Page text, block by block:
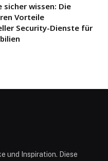
sicher wissen: Die
Vorteile
Security-Dienste für
und Inspiration. Diese